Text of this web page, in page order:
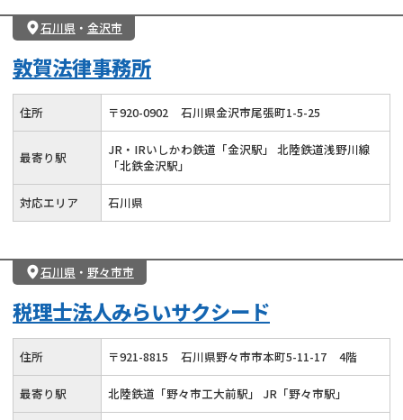
石川県 ・ 金沢市
敦賀法律事務所
住所 〒920-0902 石川県金沢市尾張町1-5-25
最寄り駅
JR・IRいしかわ鉄道「金沢駅」 北陸鉄道浅野川線
「北鉄金沢駅」
対応エリア 石川県
石川県 ・ 野々市市
税理士法人みらいサクシード
住所 〒921-8815 石川県野々市市本町5-11-17 4階
最寄り駅 北陸鉄道「野々市工大前駅」 JR「野々市駅」